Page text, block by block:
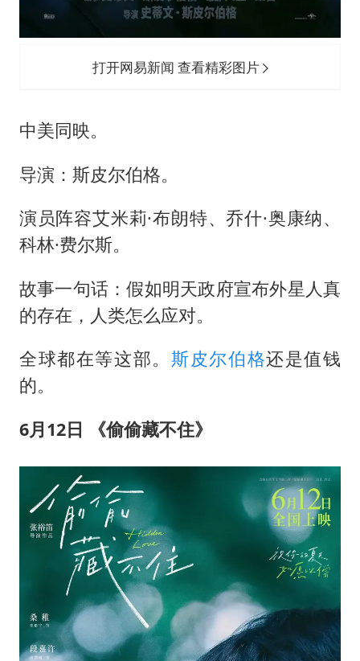
打开网易新闻 查看精彩图片
中美同映。
导演： 斯皮尔伯格。
演员阵容艾米莉·布朗特、乔什·奥康纳、
科林·费尔斯。
故事一句话：假如明天政府宣布外星人真
的存在，人类怎么应对。
全球都在等这部。 斯皮尔伯格还是值钱
的。
6月12日 《偷偷藏不住》